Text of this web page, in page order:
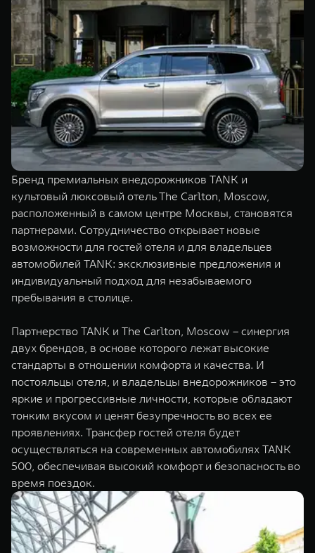
TANK 500
Веди за собой
от 6 499 000 ₽
TANK 700
Сила
от 10 199
WEY 07
Расширяя границы комфорта
от 6 149 000 ₽
WEY 05
Эстетика
от 5 699
WEY 80
Масштаб возможностей
от 6 449 000 ₽
Масштаб
от 8 099
TANK Финансы
Корпоративным клиентам
TANK ФИНАНСЫ
TANK Кредит
TANK Лизинг
TANK Страхование
Сервис
Специальные предложения
Моторные масла
ЦИФРОВЫЕ СЕРВИСЫ TANK
Цифровые сервисы TANK
Подписки
Бренд премиальных внедорожников TANK и
культовый люксовый отель The Carlton, Moscow,
расположенный в самом центре Москвы, становятся
партнерами. Сотрудничество открывает новые
возможности для гостей отеля и для владельцев
автомобилей TANK: эксклюзивные предложения и
индивидуальный подход для незабываемого
пребывания в столице.
Партнерство TANK и The Carlton, Moscow – синергия
двух брендов, в основе которого лежат высокие
стандарты в отношении комфорта и качества. И
постояльцы отеля, и владельцы внедорожников – это
яркие и прогрессивные личности, которые обладают
тонким вкусом и ценят безупречность во всех ее
проявлениях. Трансфер гостей отеля будет
осуществляться на современных автомобилях TANK
500, обеспечивая высокий комфорт и безопасность во
время поездок.